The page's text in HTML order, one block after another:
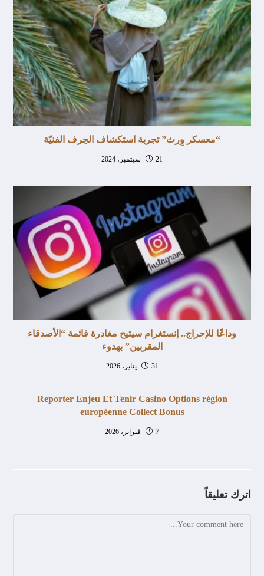
“معسكر وِرث” تجربة استكشاف الحِرف الفنيّة
21 سبتمبر، 2024
وداعًا للإحراج.. إنستغرام سيتيح مغادرة قائمة “الأصدقاء
المقربين” بهدوء
31 يناير، 2026
Reporter Enjeu Et Tenir Casino Options région
européenne Collect Bonus
7 فبراير، 2026
اترك تعليقاً